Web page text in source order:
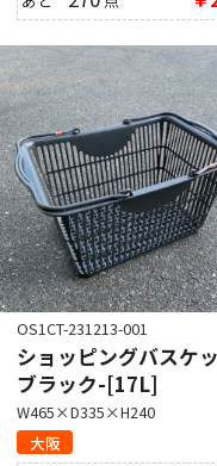
OS1CT-231213-001
ショッピングバスケ
ブラック-[17L]
W465×D335×H240
大阪